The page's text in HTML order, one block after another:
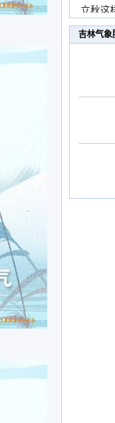
立秋这
吉林气象